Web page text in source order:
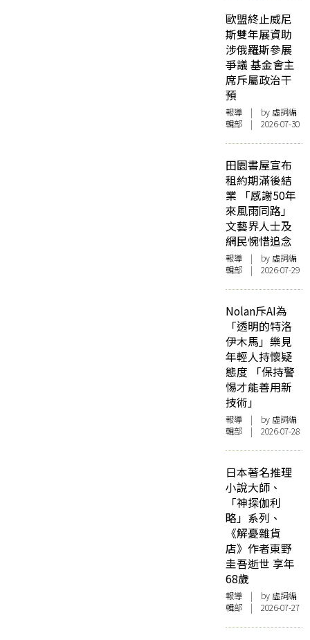
歐盟終止威尼
斯雙年展資助
涉俄羅斯參展
爭議 基金會主
席斥屬政治干
預
報導 | by 虛詞編
輯部 | 2026-07-30
田園書屋宣布
租約期滿後結
業 「感謝50年
來風雨同路」
文藝界人士及
網民惋惜追念
報導 | by 虛詞編
輯部 | 2026-07-29
Nolan斥AI為
「透明的特洛
伊木馬」樂見
年輕人持懷疑
態度 「保持警
惕才能善用新
技術」
報導 | by 虛詞編
輯部 | 2026-07-28
日本著名推理
小說大師、
「神探伽利
略」系列、
《解憂雜貨
店》作者東野
圭吾逝世 享年
68歲
報導 | by 虛詞編
輯部 | 2026-07-27